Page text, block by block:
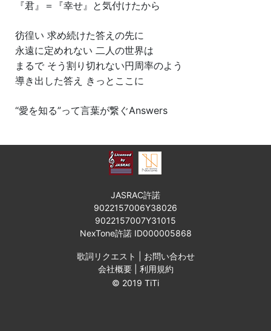
『君』＝『幸せ』と気付けたから
彷徨い 求め続けた答えの先に
永遠に定めれない 二人の世界は
まるで そう割り切れない円周率のよう
導き出した答え きっとここに
“愛を知る”って言葉が繋ぐAnswers
JASRAC許諾
9022157006Y38026
9022157007Y31015
NexTone許諾 ID000005868
歌詞リクエスト
お問い合わせ
会社概要| 利用規約
© 2019 TiTi